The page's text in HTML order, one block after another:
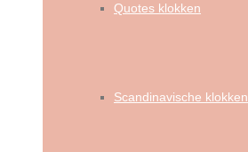
Quotes klokken
Scandinavische klokken